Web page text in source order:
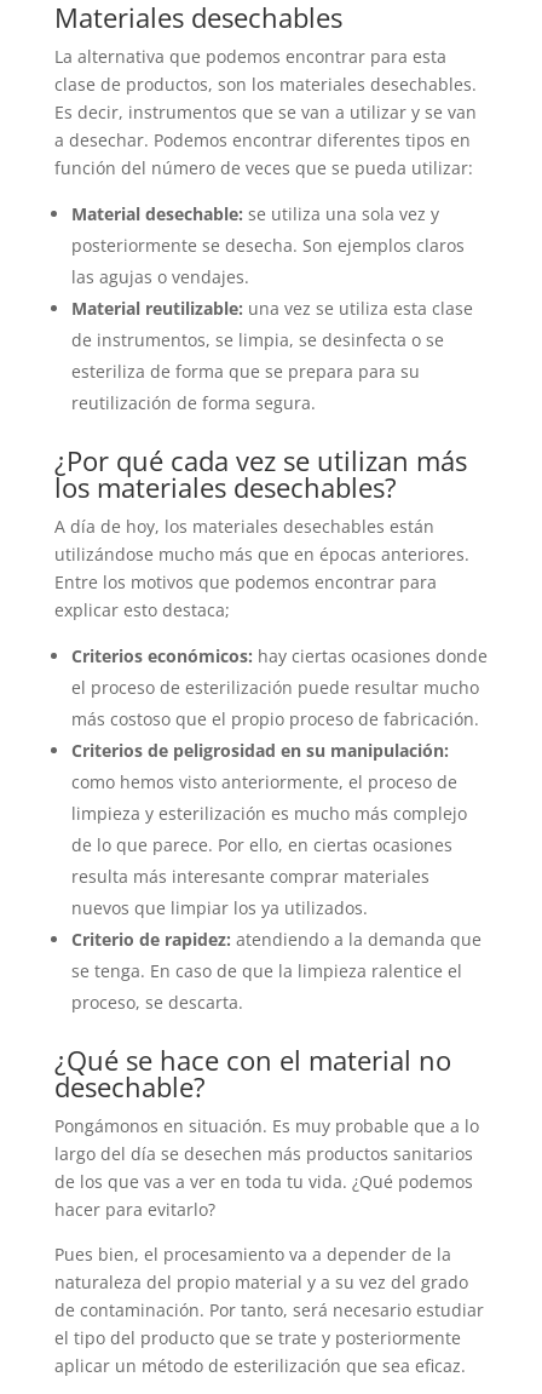
Materiales desechables
La alternativa que podemos encontrar para esta
clase de productos, son los materiales desechables.
Es decir, instrumentos que se van a utilizar y se van
a desechar. Podemos encontrar diferentes tipos en
función del número de veces que se pueda utilizar:
Material desechable: se utiliza una sola vez y
posteriormente se desecha. Son ejemplos claros
las agujas o vendajes.
Material reutilizable: una vez se utiliza esta clase
de instrumentos, se limpia, se desinfecta o se
esteriliza de forma que se prepara para su
reutilización de forma segura.
¿Por qué cada vez se utilizan más
los materiales desechables?
A día de hoy, los materiales desechables están
utilizándose mucho más que en épocas anteriores.
Entre los motivos que podemos encontrar para
explicar esto destaca;
Criterios económicos: hay ciertas ocasiones donde
el proceso de esterilización puede resultar mucho
más costoso que el propio proceso de fabricación.
Criterios de peligrosidad en su manipulación:
como hemos visto anteriormente, el proceso de
limpieza y esterilización es mucho más complejo
de lo que parece. Por ello, en ciertas ocasiones
resulta más interesante comprar materiales
nuevos que limpiar los ya utilizados.
Criterio de rapidez: atendiendo a la demanda que
se tenga. En caso de que la limpieza ralentice el
proceso, se descarta.
¿Qué se hace con el material no
desechable?
Pongámonos en situación. Es muy probable que a lo
largo del día se desechen más productos sanitarios
de los que vas a ver en toda tu vida. ¿Qué podemos
hacer para evitarlo?
Pues bien, el procesamiento va a depender de la
naturaleza del propio material y a su vez del grado
de contaminación. Por tanto, será necesario estudiar
el tipo del producto que se trate y posteriormente
aplicar un método de esterilización que sea eficaz.